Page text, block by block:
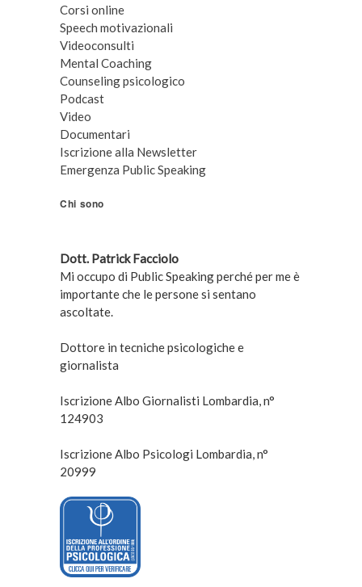
Corsi online
Speech motivazionali
Videoconsulti
Mental Coaching
Counseling psicologico
Podcast
Video
Documentari
Iscrizione alla Newsletter
Emergenza Public Speaking
Chi sono
Dott. Patrick Facciolo
Mi occupo di Public Speaking perché per me è
importante che le persone si sentano
ascoltate.
Dottore in tecniche psicologiche e
giornalista
Iscrizione Albo Giornalisti Lombardia, n°
124903
Iscrizione Albo Psicologi Lombardia, n°
20999